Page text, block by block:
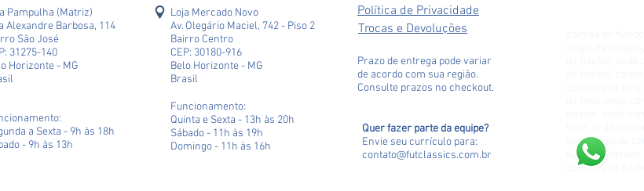
Pampulha (Matriz)
Alexandre Barbosa, 114
São José
31275-140
Horizonte - MG
a Sexta - 9h às 18h
- 9h às 13h
Política de Privacidade
Trocas e Devoluções
Prazo de entrega pode variar
de acordo com sua região.
Consulte prazos no checkout.
original. onde
futebol
camisas de
Quer fazer parte da equipe?
Envie seu currículo para:
contato@futclassics.com.br
Loja Mercado Novo
Av. Olegário Maciel, 742 - Piso 2
Bairro Centro
CEP: 30180-916
Belo Horizonte - MG
Brasil
Funcionamento:
Quinta e Sexta - 13h às 20h
Sábado - 11h às 19h
Domingo - 11h às 16h